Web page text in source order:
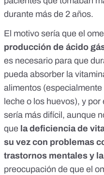
durante más de 2 años.
El motivo sería que el
producción de ácido
es necesario para que
pueda absorber la
alimentos
leche o los huevos), y
sería más difícil, aunque
que la deficiencia de
su vez con problemas
trastornos mentales y
preocupación de que el